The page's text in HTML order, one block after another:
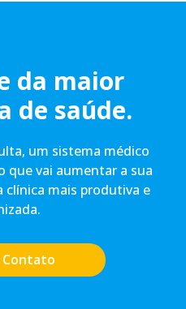
da maior
de saúde.
um sistema médico
que vai aumentar a sua
clínica mais produtiva e
Contato